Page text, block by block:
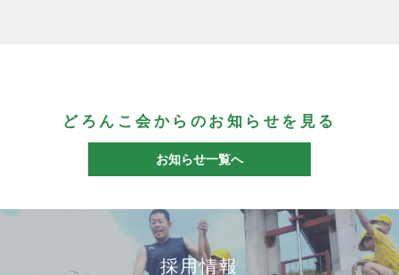
どろんこ会からのお知らせを見る
お知らせ一覧へ
採用情報